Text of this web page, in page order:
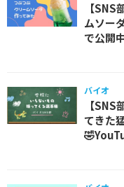
【
ムソー
で公開
バイオ
【
てきた